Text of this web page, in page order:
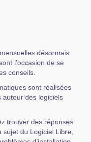
désormais
l’occasion de se
conseils.
sont réalisées
autour des logiciels
trouver des réponses
du Logiciel Libre,